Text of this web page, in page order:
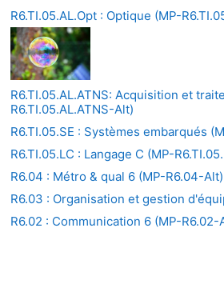
R6.TI.05.AL.Opt : Optique (MP-
R6.TI.05.AL.ATNS: Acquisition et
R6.TI.05.AL.ATNS-Alt)
R6.TI.05.SE : Systèmes embarqués
R6.TI.05.LC : Langage C (MP-
R6.04 : Métro & qual 6 (MP-R6.04-Alt)
R6.03 : Organisation et gestion
R6.02 : Communication 6 (MP-R6.02-